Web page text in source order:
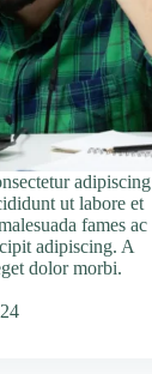
adipiscing
ut labore et
fames ac
adipiscing. A
dolor morbi.